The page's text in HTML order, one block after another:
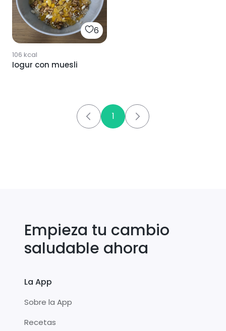
6
106 kcal
Iogur con muesli
1
Empieza tu cambio
saludable ahora
La App
Sobre la App
Recetas